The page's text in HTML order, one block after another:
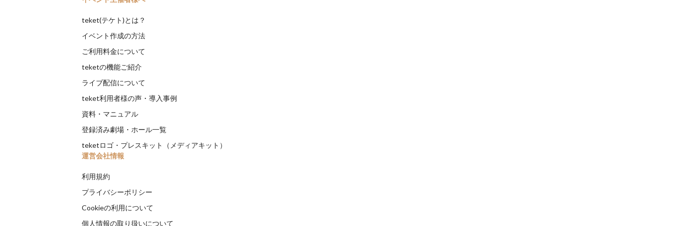
teket(テケト)とは？
イベント作成の方法
ご利用料金について
teketの機能ご紹介
ライブ配信について
teket利用者様の声・導入事例
資料・マニュアル
登録済み劇場・ホール一覧
teketロゴ・プレスキット（メディアキット）
運営会社情報
利用規約
プライバシーポリシー
Cookieの利用について
個人情報の取り扱いについて